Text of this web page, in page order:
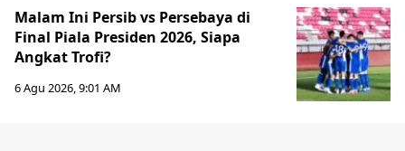
Malam Ini Persib vs Persebaya di
Final Piala Presiden 2026, Siapa
Angkat Trofi?
6 Agu 2026, 9:01 AM